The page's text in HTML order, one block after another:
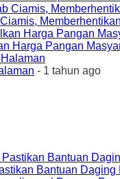
Harga Pangan
- 1 tahun ago
Bantuan